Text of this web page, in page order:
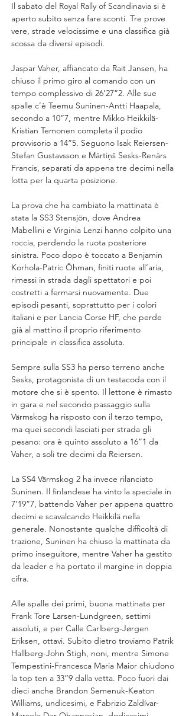
Il sabato del Royal Rally of Scandinavia si è
aperto subito senza fare sconti. Tre prove
vere, strade velocissime e una classifica già
scossa da diversi episodi.
Jaspar Vaher, affiancato da Rait Jansen, ha
chiuso il primo giro al comando con un
tempo complessivo di 26’27”2. Alle sue
spalle c’è Teemu Suninen-Antti Haapala,
secondo a 10”7, mentre Mikko Heikkilä-
Kristian Temonen completa il podio
provvisorio a 14”5. Seguono Isak Reiersen-
Stefan Gustavsson e Mārtiņš Sesks-Renārs
Francis, separati da appena tre decimi nella
lotta per la quarta posizione.
La prova che ha cambiato la mattinata è
stata la SS3 Stensjön, dove Andrea
Mabellini e Virginia Lenzi hanno colpito una
roccia, perdendo la ruota posteriore
sinistra. Poco dopo è toccato a Benjamin
Korhola-Patric Öhman, finiti ruote all’aria,
rimessi in strada dagli spettatori e poi
costretti a fermarsi nuovamente. Due
episodi pesanti, soprattutto per i colori
italiani e per Lancia Corse HF, che perde
già al mattino il proprio riferimento
principale in classifica assoluta.
Sempre sulla SS3 ha perso terreno anche
Sesks, protagonista di un testacoda con il
motore che si è spento. Il lettone è rimasto
in gara e nel secondo passaggio sulla
Värmskog ha risposto con il terzo tempo,
ma quei secondi lasciati per strada gli
pesano: ora è quinto assoluto a 16”1 da
Vaher, a soli tre decimi da Reiersen.
La SS4 Värmskog 2 ha invece rilanciato
Suninen. Il finlandese ha vinto la speciale in
7’19”7, battendo Vaher per appena quattro
decimi e scavalcando Heikkilä nella
generale. Nonostante qualche difficoltà di
trazione, Suninen ha chiuso la mattinata da
primo inseguitore, mentre Vaher ha gestito
da leader e ha portato il margine in doppia
cifra.
Alle spalle dei primi, buona mattinata per
Frank Tore Larsen-Lundgreen, settimi
assoluti, e per Calle Carlberg-Jørgen
Eriksen, ottavi. Subito dietro troviamo Patrik
Hallberg-John Stigh, noni, mentre Simone
Tempestini-Francesca Maria Maior chiudono
la top ten a 33”9 dalla vetta. Poco fuori dai
dieci anche Brandon Semenuk-Keaton
Williams, undicesimi, e Fabrizio Zaldívar-